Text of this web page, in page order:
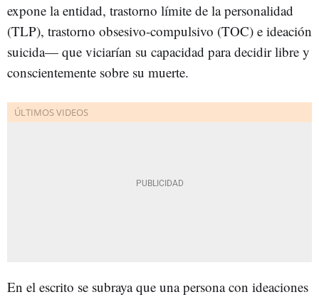
expone la entidad, trastorno límite de la personalidad
(TLP), trastorno obsesivo-compulsivo (TOC) e ideación
suicida— que viciarían su capacidad para decidir libre y
conscientemente sobre su muerte.
En el escrito se subraya que una persona con ideaciones